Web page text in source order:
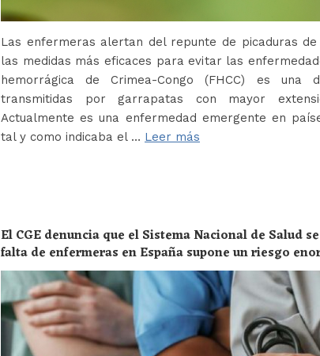
Las enfermeras alertan del repunte de picaduras
las medidas más eficaces para evitar las
hemorrágica de Crimea-Congo (FHCC) es una
transmitidas por garrapatas con mayor
Actualmente es una enfermedad emergente en
tal y como indicaba el … Leer más
El CGE denuncia que el Sistema Nacional de Salud
falta de enfermeras en España supone un riesgo
toda la población